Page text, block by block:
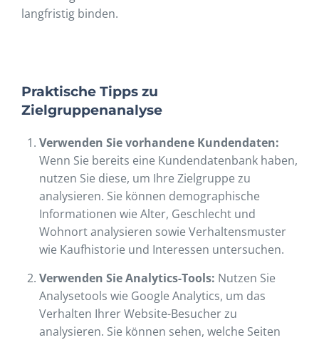
langfristig binden.
Praktische Tipps zu
Zielgruppenanalyse
Verwenden Sie vorhandene Kundendaten:
Wenn Sie bereits eine Kundendatenbank haben,
nutzen Sie diese, um Ihre Zielgruppe zu
analysieren. Sie können demographische
Informationen wie Alter, Geschlecht und
Wohnort analysieren sowie Verhaltensmuster
wie Kaufhistorie und Interessen untersuchen.
Verwenden Sie Analytics-Tools: Nutzen Sie
Analysetools wie Google Analytics, um das
Verhalten Ihrer Website-Besucher zu
analysieren. Sie können sehen, welche Seiten